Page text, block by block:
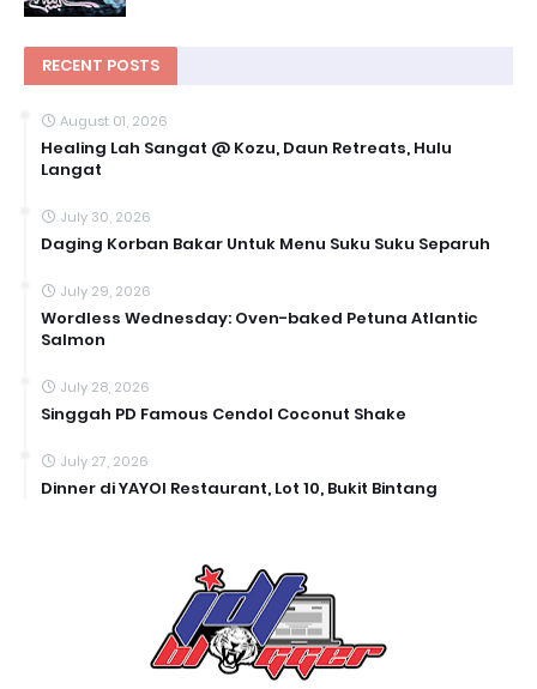
RECENT POSTS
August 01, 2026
Healing Lah Sangat @ Kozu, Daun Retreats, Hulu
Langat
July 30, 2026
Daging Korban Bakar Untuk Menu Suku Suku Separuh
July 29, 2026
Wordless Wednesday: Oven-baked Petuna Atlantic
Salmon
July 28, 2026
Singgah PD Famous Cendol Coconut Shake
July 27, 2026
Dinner di YAYOI Restaurant, Lot 10, Bukit Bintang